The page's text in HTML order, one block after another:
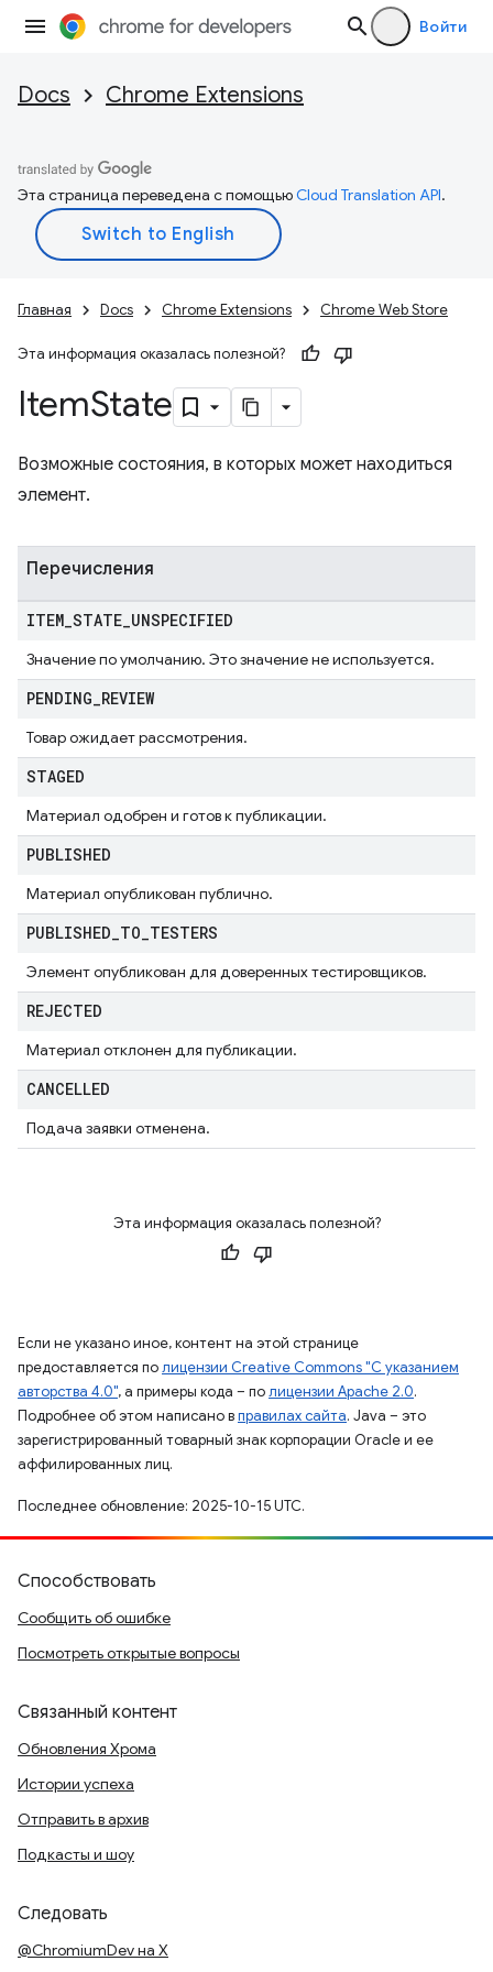
Войти
Docs Chrome Extensions
Эта страница переведена с помощьюCloud Translation API.
Главная Docs Chrome Extensions Chrome Web Store
Эта информация оказалась полезной?
ItemState
Возможные состояния, в которых может находиться
элемент.
Перечисления
ITEM STATE UNSPECIFIED
Значение по умолчанию. Это значение не используется.
PENDING REVIEW
Товар ожидает рассмотрения.
STAGED
Материал одобрен и готов к публикации.
PUBLISHED
Материал опубликован публично.
PUBLISHED TO TESTERS
Элемент опубликован для доверенных тестировщиков.
REJECTED
Материал отклонен для публикации.
CANCELLED
Подача заявки отменена.
Эта информация оказалась полезной?
Если не указано иное, контент на этой странице
предоставляется полицензии Creative Commons "С указанием
авторства 4.0", а примеры кода – полицензии Apache 2.0.
Подробнее об этом написано вправилах сайта. Java – это
зарегистрированный товарный знак корпорации Oracle и ее
аффилированных лиц.
Последнее обновление: 2025-10-15 UTC.
Способствовать
Сообщить об ошибке
Посмотреть открытые вопросы
Связанный контент
Обновления Хрома
Истории успеха
Отправить в архив
Подкасты и шоу
Следовать
@ChromiumDev на X